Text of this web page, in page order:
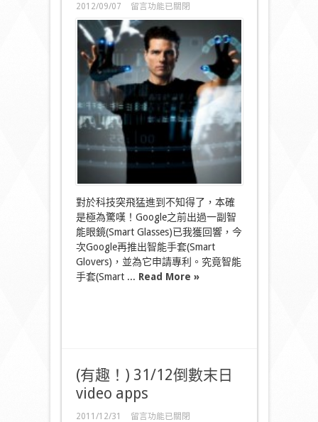
2012/09/07
在
〈就
快
打
字
都
唔
洗
用
Keyboard
~〉
中
留言功能已關閉
對於科技突飛猛進到不知得了，本確
是極為驚嘆！Google之前出過一副智
能眼鏡(Smart Glasses)已我獲回響，今
次Google再推出智能手套(Smart
Glovers)，並為它申請專利。究竟智能
手套(Smart ... Read More »
(有趣！) 31/12倒數末日
video apps
2011/12/31
在
留言功能已關閉